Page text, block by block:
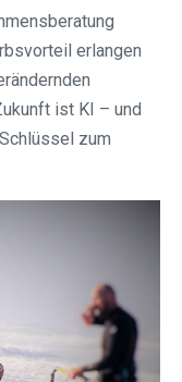
erlangen
ist KI – und
zum